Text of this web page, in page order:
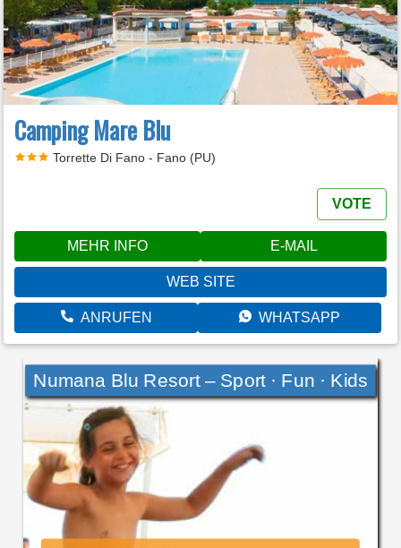
Camping Mare Blu
Torrette Di Fano - Fano (PU)
VOTE
MEHR INFO E-MAIL
WEB SITE
ANRUFEN WHATSAPP
Numana Blu Resort – Sport · Fun · Kids